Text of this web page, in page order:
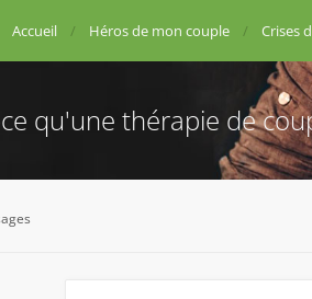
Accueil Héros de mon couple Crises
qu'une thérapie de